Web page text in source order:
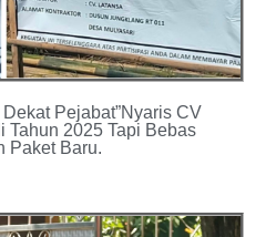
Pejabat”Nyaris CV
Tahun 2025 Tapi Bebas
Paket Baru.